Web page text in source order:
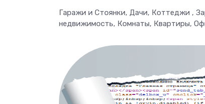
Гаражи и Стоянки, Дачи, Коттеджи ,
недвижимость, Комнаты, Квартиры,